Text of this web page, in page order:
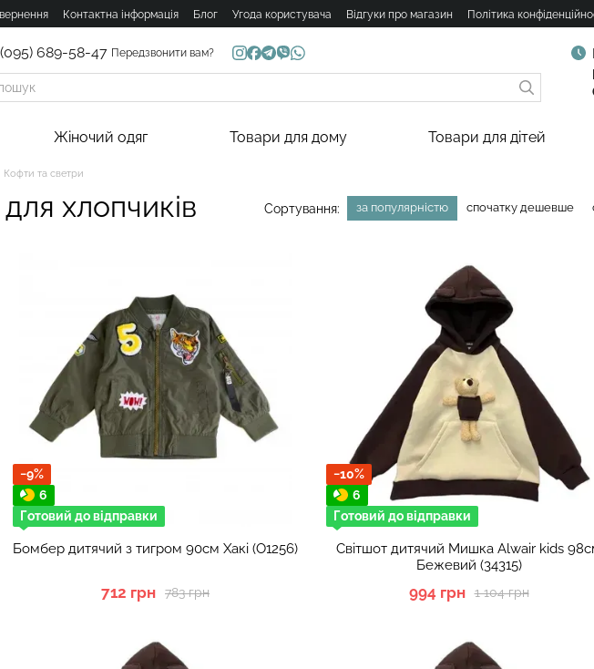
Контактна інформація Блог Угода користувача Відгуки про магазин Політика
(095) 689-58-47 Передзвонити вам?
Жіночий одяг Товари для дому Товари для дітей
Кофти та светри
хлопчиків Сортування: за популярністю спочатку дешевше
−9%
6
Готовий до відправки
Бомбер дитячий з тигром 90см Хакі (О1256)
783 грн
712 грн
−10%
6
Готовий до відправки
Світшот дитячий Мишка Alwair kids
Бежевий (34315)
1 104 грн
994 грн